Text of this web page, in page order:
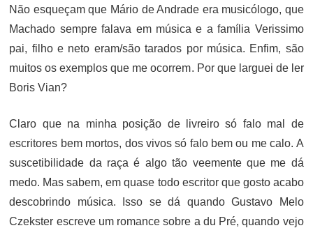
Não esqueçam que Mário de Andrade era musicólogo, que
Machado sempre falava em música e a família Verissimo
pai, filho e neto eram/são tarados por música. Enfim, são
muitos os exemplos que me ocorrem. Por que larguei de ler
Boris Vian?
Claro que na minha posição de livreiro só falo mal de
escritores bem mortos, dos vivos só falo bem ou me calo. A
suscetibilidade da raça é algo tão veemente que me dá
medo. Mas sabem, em quase todo escritor que gosto acabo
descobrindo música. Isso se dá quando Gustavo Melo
Czekster escreve um romance sobre a du Pré, quando vejo